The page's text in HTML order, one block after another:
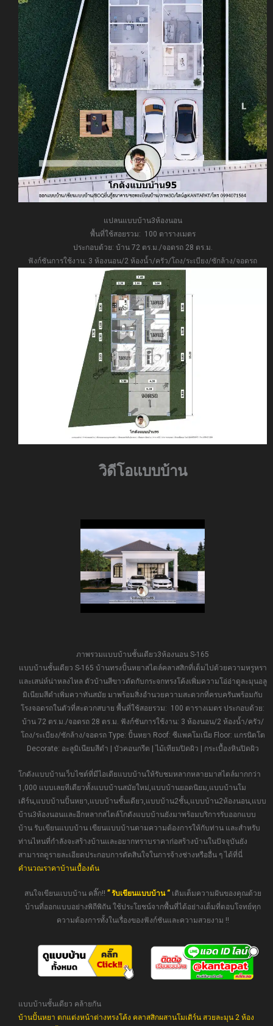
แปลนแบบบ้าน3ห้องนอน
พื้นที่ใช้สอยรวม: 100 ตารางเมตร
ประกอบด้วย: บ้าน 72 ตร.ม./จอดรถ 28 ตร.ม.
ฟังก์ชันการใช้งาน: 3 ห้องนอน/2 ห้องน้ำ/ครัว/โถง/ระเบียง/ซักล้าง/จอดรถ
วิดีโอแบบบ้าน
ภาพรวมแบบบ้านชั้นเดียว3ห้องนอน S-165
แบบบ้านชั้นเดียว S-165 บ้านทรงปั้นหยาสไตล์คลาสสิกที่เต็มไปด้วยความหรูหรา
และเสน่ห์น่าหลงไหล ตัวบ้านสีขาวตัดกับกระจกทรงโค้งเพิ่มความโอ่อ่าดูละมุนอลู
มิเนียมสีดำเพิ่มควาทันสมัย มาพร้อมสิ่งอำนวยความสะดวกที่ครบครันพร้อมกับ
โรงจอดรถในตัวที่สะดวกสบาย พื้นที่ใช้สอยรวม: 100 ตารางเมตร ประกอบด้วย:
บ้าน 72 ตร.ม./จอดรถ 28 ตร.ม. ฟังก์ชันการใช้งาน: 3 ห้องนอน/2 ห้องน้ำ/ครัว/
โถง/ระเบียง/ซักล้าง/จอดรถ Type: ปั้นหยา Roof: ซีแพคโมเนีย Floor: แกรนิตโต
Decorate: อะลูมิเนียมสีดำ | บัวคอนกรีต | ไม้เทียมปิดผิว | กระเบื้องหินปิดผิว
โกดังแบบบ้านเว็บไซต์ที่มีไอเดียแบบบ้านให้รับชมหลากหลายมาสไตล์มากกว่า
1,000 แบบเลยทีเดียวทั้งแบบบ้านสมัยใหม่,แบบบ้านยอดนิยม,แบบบ้านโม
เดิร์น,แบบบ้านปั้นหยา,แบบบ้านชั้นเดียว,แบบบ้าน2ชั้น,แบบบ้าน2ห้องนอน,แบบ
บ้าน3ห้องนอนและอีกหลากสไตล์โกดังแบบบ้านยังมาพร้อมบริการรับออกแบบ
บ้าน รับเขียนแบบบ้าน เขียนแบบบ้านตามความต้องการให้กับท่าน และสำหรับ
ท่านไหนที่กำลังจะสร้างบ้านและอยากทราบราคาก่อสร้างบ้านในปัจจุบันยัง
สามารถดูรายละเอียดประกอบการตัดสินใจในการจ้างช่างหรืออื่น ๆ ได้ที่นี่
คำนวณราคาบ้านเบื้องต้น
สนใจเขียนแบบบ้าน คลิ๊ก!! ” รับเขียนแบบบ้าน “เติมเต็มความฝันของคุณด้วย
บ้านที่ออกแบบอย่างพิถีพิถัน ใช้ประโยชน์จากพื้นที่ได้อย่างเต็มที่ตอบโจทย์ทุก
ความต้องการทั้งในเรื่องของฟังก์ชันและความสวยงาม !!
แบบบ้านชั้นเดียว คล้ายกัน
บ้านปั้นหยา ตกแต่งหน้าต่างทรงโค้ง คลาสสิกผสานโมเดิร์น สวยละมุน 2 ห้อง